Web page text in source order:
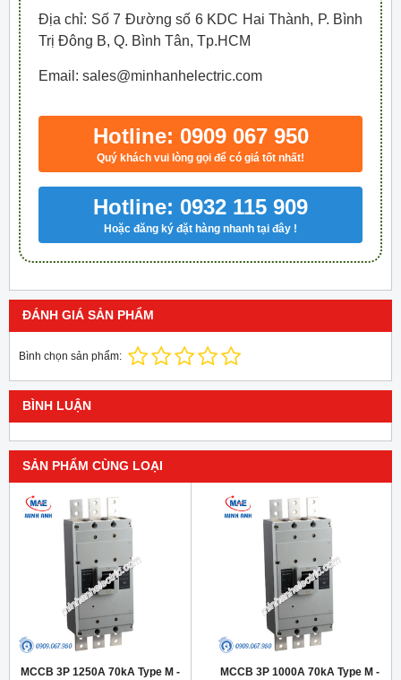
Địa chỉ: Số 7 Đường số 6 KDC Hai Thành, P. Bình
Trị Đông B, Q. Bình Tân, Tp.HCM
Email: sales@minhanhelectric.com
Hotline: 0909 067 950
Quý khách vui lòng gọi để có giá tốt nhất!
Hotline: 0932 115 909
Hoặc đăng ký đặt hàng nhanh tại đây !
ĐÁNH GIÁ SẢN PHẨM
Bình chọn sản phẩm:
BÌNH LUẬN
SẢN PHẨM CÙNG LOẠI
MCCB 3P 1250A 70kA Type M -
MCCB 3P 1000A 70kA Type M -